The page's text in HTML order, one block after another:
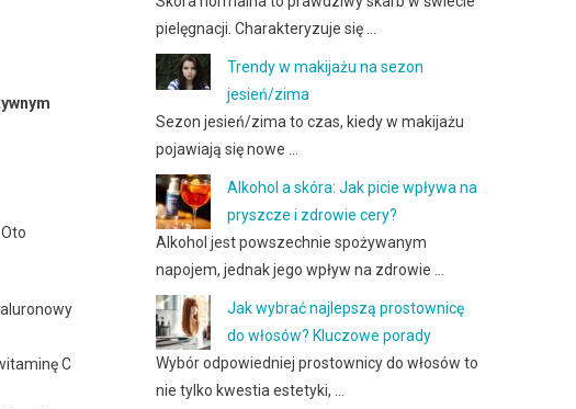
C
pielęgnacji. Charakteryzuje się …
Trendy w makijażu na sezon
jesień/zima
Sezon jesień/zima to czas, kiedy w makijażu
pojawiają się nowe …
Alkohol a skóra: Jak picie wpływa na
pryszcze i zdrowie cery?
Alkohol jest powszechnie spożywanym
napojem, jednak jego wpływ na zdrowie …
Jak wybrać najlepszą prostownicę
do włosów? Kluczowe porady
Wybór odpowiedniej prostownicy do włosów to
nie tylko kwestia estetyki, …